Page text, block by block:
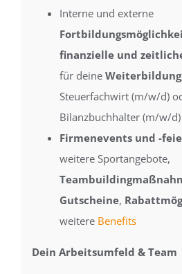
Interne und externe
finanzielle und
für deine
Steuerfachwirt (m/w/d)
Bilanzbuchhalter (m/w/d)
Firmenevents und -
weitere Sportangebote,
Gutscheine,
weitere Benefits
Dein Arbeitsumfeld & Team